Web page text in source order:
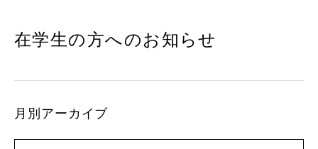
在学生の方へのお知らせ
月別アーカイブ